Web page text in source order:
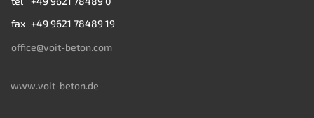
fax +49 9621 78489 19
office@voit-beton.com
www.voit-beton.de